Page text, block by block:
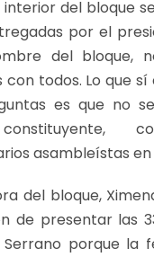
del bloque
por el
del bloque,
con todos. Lo que
es que no
asambleístas
del bloque,
de presentar las
porque la